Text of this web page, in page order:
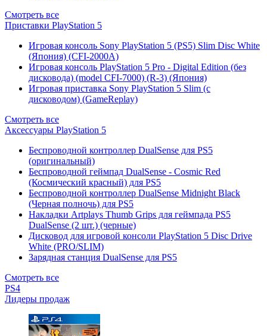
Смотреть все
Приставки PlayStation 5
Игровая консоль Sony PlayStation 5 (PS5) Slim Disc White
(Япония) (CFI-2000A)
Игровая консоль PlayStation 5 Pro - Digital Edition (без
дисковода) (model CFI-7000) (R-3) (Япония)
Игровая приставка Sony PlayStation 5 Slim (с
дисководом) (GameReplay)
Смотреть все
Аксессуары PlayStation 5
Беспроводной контроллер DualSense для PS5
(оригинальный)
Беспроводной геймпад DualSense - Cosmic Red
(Космический красный) для PS5
Беспроводной контроллер DualSense Midnight Black
(Черная полночь) для PS5
Накладки Artplays Thumb Grips для геймпада PS5
DualSense (2 шт.) (черные)
Дисковод для игровой консоли PlayStation 5 Disc Drive
White (PRO/SLIM)
Зарядная станция DualSense для PS5
Смотреть все
PS4
Лидеры продаж